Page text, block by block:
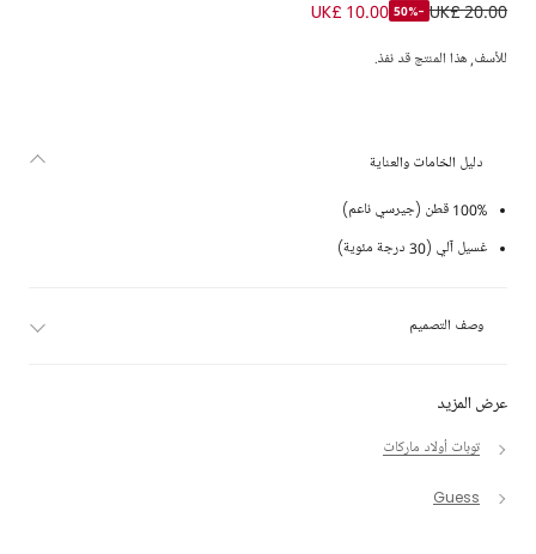
تيشيرت قطن جيرسي لون أبيض للأولاد
UK£ 20.00
-50%
UK£ 10.00
للأسف, هذا المنتج قد نفذ.
عرض المزيد
توبات أولاد ماركات
Guess
دليل الخامات والعناية
100% قطن (جيرسي ناعم)
غسيل آلي (30 درجة مئوية)
وصف التصميم